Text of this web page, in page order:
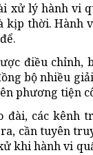
xử lý hành vi
kịp thời. Hành
điều chỉnh,
bộ nhiều
phương tiện
đài, các
cần tuyên
khi hành vi